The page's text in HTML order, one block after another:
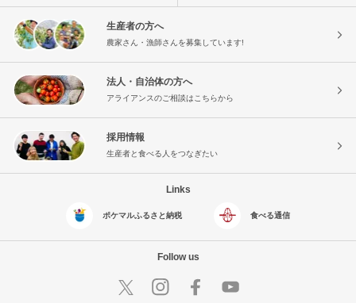
生産者の方へ
農家さん・漁師さんを募集しています!
法人・自治体の方へ
アライアンスのご相談はこちらから
採用情報
生産者と食べる人をつなぎたい
Links
ポケマルふるさと納税 食べる通信
Follow us